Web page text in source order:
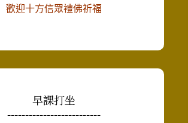
歡迎十方信眾禮佛祈福
早課打坐
--------------------------